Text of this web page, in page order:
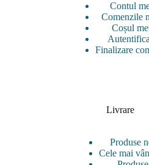
Contul
Comenzile
Coșul
Finalizare
Livrare
Produse
Cele mai